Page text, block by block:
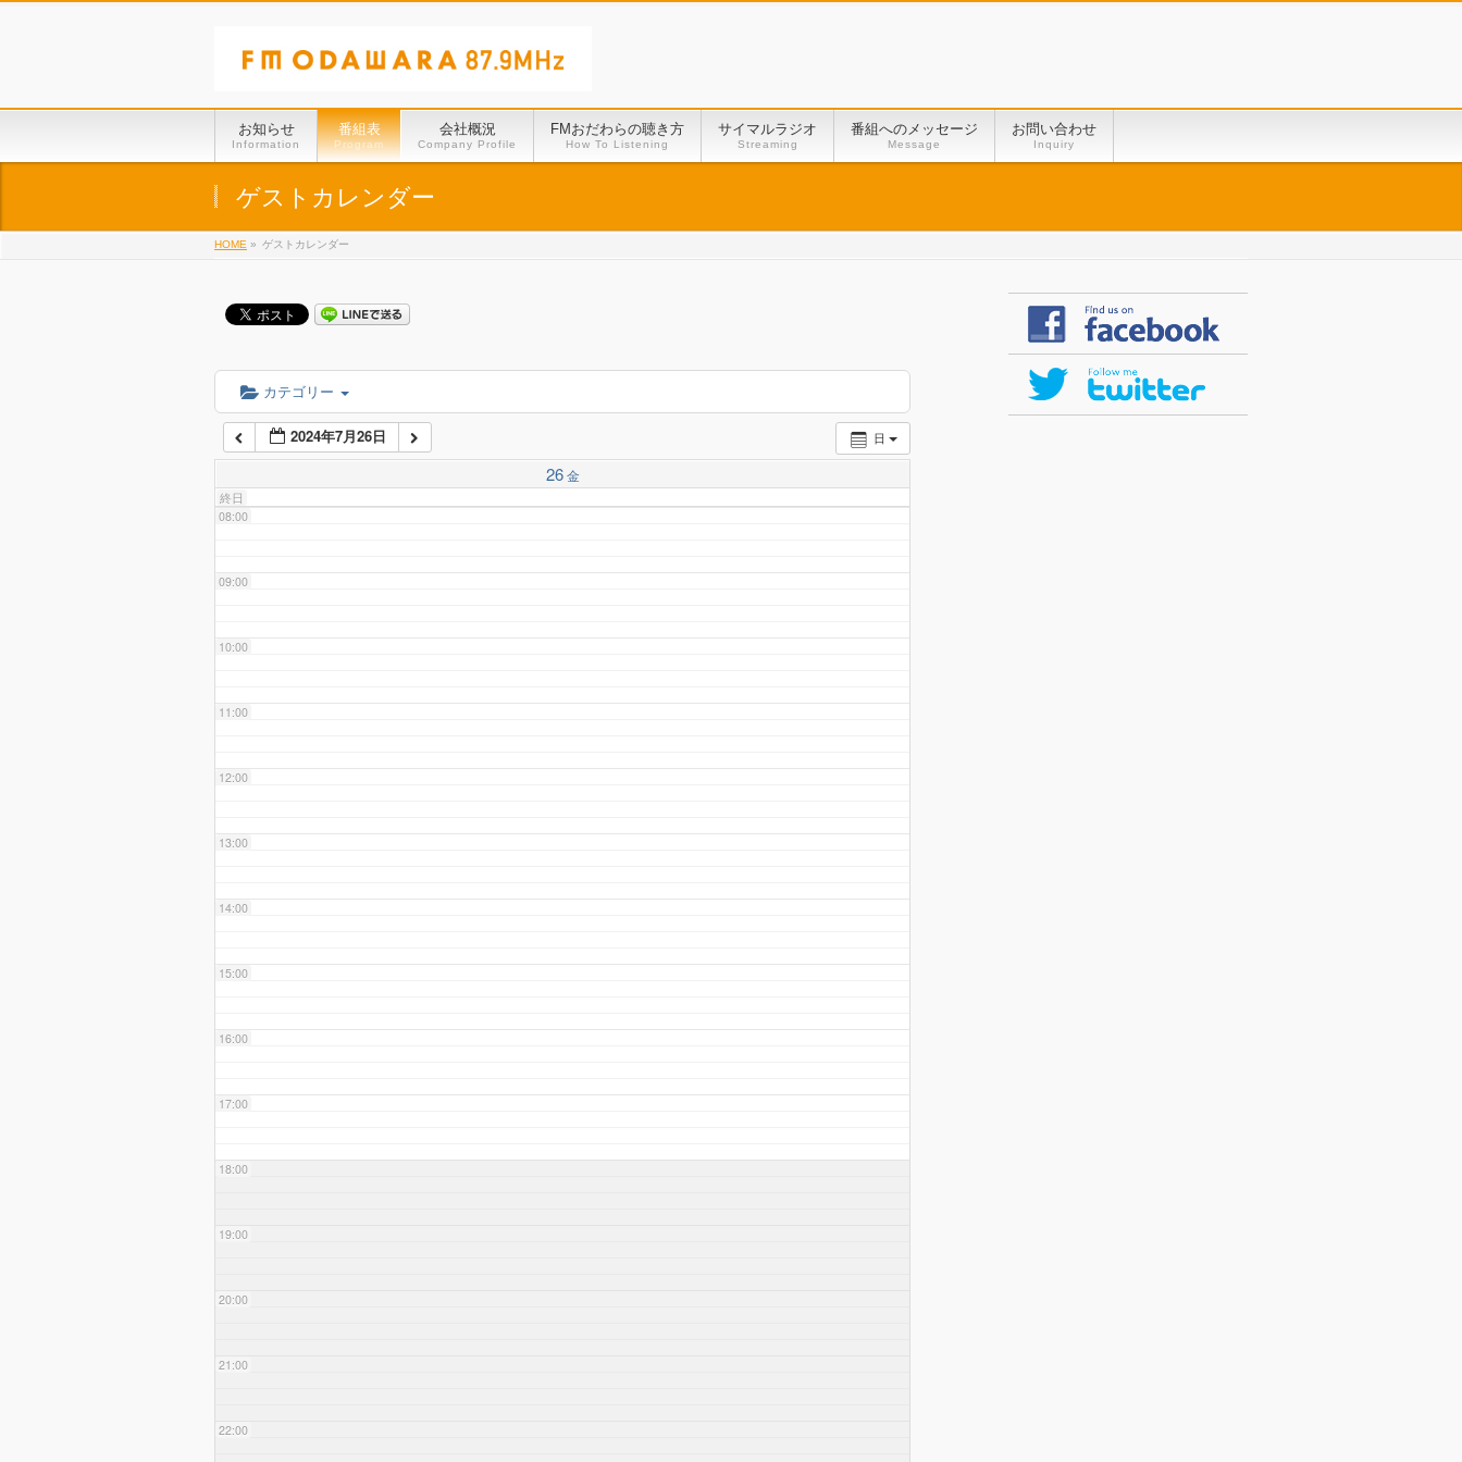
お知らせ
Information
番組表
Program
会社概況
Company Profile
FMおだわらの聴き方
How To Listening
サイマルラジオ
Streaming
番組へのメッセージ
Message
お問い合わせ
Inquiry
ゲストカレンダー
HOME » ゲストカレンダー
カテゴリー
日
2024年7月26日
26 金
終日
01:00
02:00
03:00
04:00
05:00
06:00
07:00
08:00
09:00
10:00
11:00
12:00
13:00
14:00
15:00
16:00
17:00
18:00
19:00
20:00
21:00
22:00